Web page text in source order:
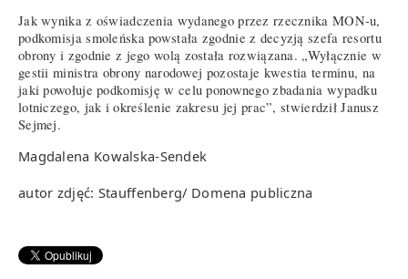
Jak wynika z oświadczenia wydanego przez rzecznika MON-u,
podkomisja smoleńska powstała zgodnie z decyzją szefa resortu
obrony i zgodnie z jego wolą została rozwiązana. „Wyłącznie w
gestii ministra obrony narodowej pozostaje kwestia terminu, na
jaki powołuje podkomisję w celu ponownego zbadania wypadku
lotniczego, jak i określenie zakresu jej prac”, stwierdził Janusz
Sejmej.
Magdalena Kowalska-Sendek
autor zdjęć: Stauffenberg/ Domena publiczna